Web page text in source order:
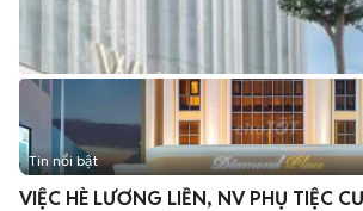
Tin nổi bật